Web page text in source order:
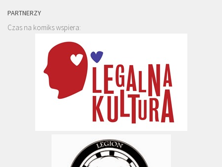
PARTNERZY
Czas na komiks wspiera: